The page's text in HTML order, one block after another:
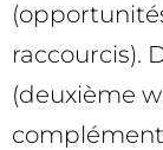
raccourcis).
(deuxième